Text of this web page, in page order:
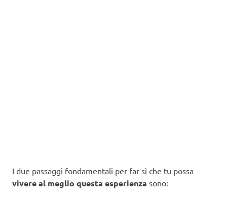
I due passaggi fondamentali per far sì che tu possa
vivere al meglio questa esperienza sono: